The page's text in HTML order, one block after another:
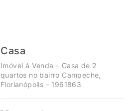
Casa
Imóvel á Venda – Casa de 2
quartos no bairro Campeche,
Florianópolis – 1961863